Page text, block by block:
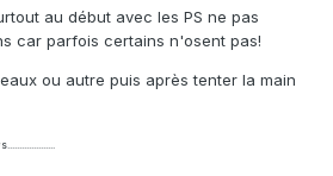
au début avec les PS ne pas
car parfois certains n'osent pas!
ou autre puis après tenter la main